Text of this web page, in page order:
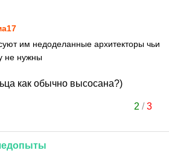
им недоделанные архитекторы чьи
не нужны
как обычно высосана?)
2 /3